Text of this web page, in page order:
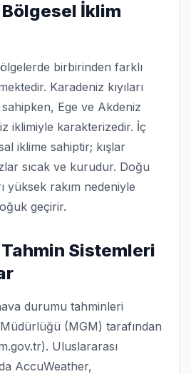
İklim
birbirinden farklı
Karadeniz kıyıları
sahipken, Ege ve Akdeniz
iklimiyle karakterizedir. İç
iklime sahiptir; kışlar
sıcak ve kurudur. Doğu
yüksek rakım nedeniyle
geçirir.
Sistemleri
durumu tahminleri
(MGM) tarafından
Uluslararası
AccuWeather,